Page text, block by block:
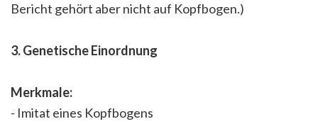
Bericht gehört aber nicht auf Kopfbogen.)
3. Genetische Einordnung
Merkmale:
- Imitat eines Kopfbogens